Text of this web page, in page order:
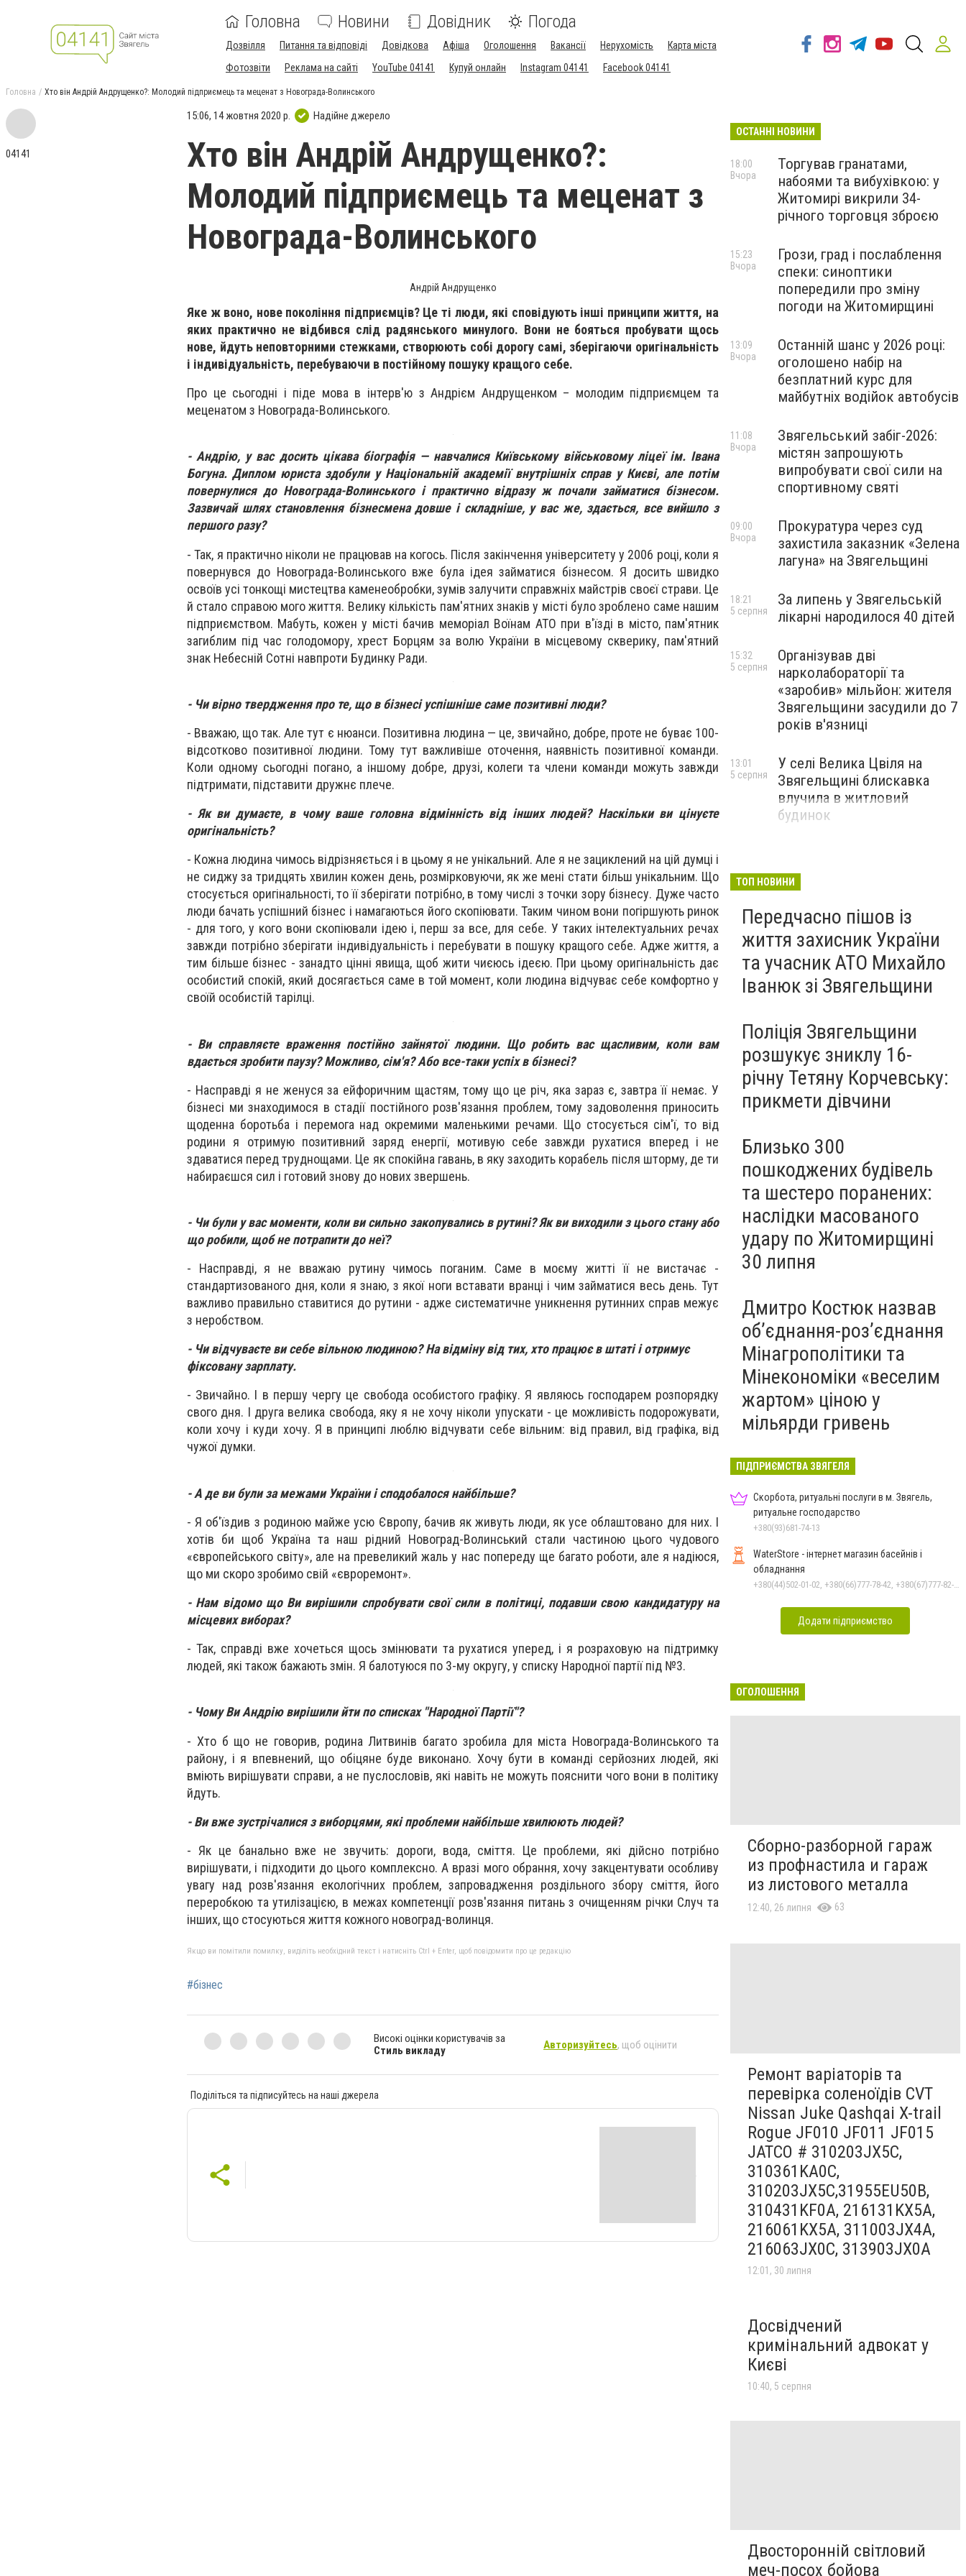
Головна Новини Довідник Погода
Дозвілля Питання та відповіді Довідкова Афіша Оголошення Вакансії Нерухомість
Карта міста
Фотозвіти
Реклама на сайті YouTube 04141 Купуй онлайн Instagram 04141 Facebook 04141
Головна Хто він Андрій Андрущенко?: Молодий підприємець та меценат з Новограда-Волинського
04141
15:06, 14 жовтня 2020 р. Надійне джерело
Хто він Андрій Андрущенко?:
Молодий підприємець та меценат з
Новограда-Волинського
Андрій Андрущенко
Яке ж воно, нове покоління підприємців? Це ті люди, які сповідують інші принципи життя, на
яких практично не відбився слід радянського минулого. Вони не бояться пробувати щось
нове, йдуть неповторними стежками, створюють собі дорогу самі, зберігаючи оригінальність
і індивідуальність, перебуваючи в постійному пошуку кращого себе.
Про це сьогодні і піде мова в інтерв'ю з Андрієм Андрущенком – молодим підприємцем та
меценатом з Новограда-Волинського.
- Андрію, у вас досить цікава біографія — навчалися Київському військовому ліцеї ім. Івана
Богуна. Диплом юриста здобули у Національній академії внутрішніх справ у Києві, але потім
повернулися до Новограда-Волинського і практично відразу ж почали займатися бізнесом.
Зазвичай шлях становлення бізнесмена довше і складніше, у вас же, здається, все вийшло з
першого разу?
- Так, я практично ніколи не працював на когось. Після закінчення університету у 2006 році, коли я
повернувся до Новограда-Волинського вже була ідея займатися бізнесом. Я досить швидко
освоїв усі тонкощі мистецтва каменеобробки, зумів залучити справжніх майстрів своєї страви. Це
й стало справою мого життя. Велику кількість пам'ятних знаків у місті було зроблено саме нашим
підприємством. Мабуть, кожен у місті бачив меморіал Воїнам АТО при в'їзді в місто, пам'ятник
загиблим під час голодомору, хрест Борцям за волю України в місцевому скверику, пам'ятний
знак Небесній Сотні навпроти Будинку Ради.
- Чи вірно твердження про те, що в бізнесі успішніше саме позитивні люди?
- Вважаю, що так. Але тут є нюанси. Позитивна людина — це, звичайно, добре, проте не буває 100-
відсотково позитивної людини. Тому тут важливіше оточення, наявність позитивної команди.
Коли одному сьогодні погано, а іншому добре, друзі, колеги та члени команди можуть завжди
підтримати, підставити дружнє плече.
- Як ви думаєте, в чому ваше головна відмінність від інших людей? Наскільки ви цінуєте
оригінальність?
- Кожна людина чимось відрізняється і в цьому я не унікальний. Але я не зациклений на цій думці і
не сиджу за тридцять хвилин кожен день, розмірковуючи, як же мені стати більш унікальним. Що
стосується оригінальності, то її зберігати потрібно, в тому числі з точки зору бізнесу. Дуже часто
люди бачать успішний бізнес і намагаються його скопіювати. Таким чином вони погіршують ринок
- для того, у кого вони скопіювали ідею і, перш за все, для себе. У таких інтелектуальних речах
завжди потрібно зберігати індивідуальність і перебувати в пошуку кращого себе. Адже життя, а
тим більше бізнес - занадто цінні явища, щоб жити чиєюсь ідеєю. При цьому оригінальність дає
особистий спокій, який досягається саме в той момент, коли людина відчуває себе комфортно у
своїй особистій тарілці.
- Ви справляєте враження постійно зайнятої людини. Що робить вас щасливим, коли вам
вдається зробити паузу? Можливо, сім'я? Або все-таки успіх в бізнесі?
- Насправді я не женуся за ейфоричним щастям, тому що це річ, яка зараз є, завтра її немає. У
бізнесі ми знаходимося в стадії постійного розв'язання проблем, тому задоволення приносить
щоденна боротьба і перемога над окремими маленькими речами. Що стосується сім'ї, то від
родини я отримую позитивний заряд енергії, мотивую себе завжди рухатися вперед і не
здаватися перед труднощами. Це як спокійна гавань, в яку заходить корабель після шторму, де ти
набираєшся сил і готовий знову до нових звершень.
- Чи були у вас моменти, коли ви сильно закопувались в рутині? Як ви виходили з цього стану або
що робили, щоб не потрапити до неї?
- Насправді, я не вважаю рутину чимось поганим. Саме в моєму житті її не вистачає -
стандартизованого дня, коли я знаю, з якої ноги вставати вранці і чим займатися весь день. Тут
важливо правильно ставитися до рутини - адже систематичне уникнення рутинних справ межує
з неробством.
- Чи відчуваєте ви себе вільною людиною? На відміну від тих, хто працює в штаті і отримує
фіксовану зарплату.
- Звичайно. І в першу чергу це свобода особистого графіку. Я являюсь господарем розпорядку
свого дня. І друга велика свобода, яку я не хочу ніколи упускати - це можливість подорожувати,
коли хочу і куди хочу. Я в принципі люблю відчувати себе вільним: від правил, від графіка, від
чужої думки.
- А де ви були за межами України і сподобалося найбільше?
- Я об'їздив з родиною майже усю Європу, бачив як живуть люди, як усе облаштовано для них. І
хотів би щоб Україна та наш рідний Новоград-Волинський стали частиною цього чудового
«європейського світу», але на превеликий жаль у нас попереду ще багато роботи, але я надіюся,
що ми скоро зробимо свій «євроремонт».
- Нам відомо що Ви вирішили спробувати свої сили в політиці, подавши свою кандидатуру на
місцевих виборах?
- Так, справді вже хочеться щось змінювати та рухатися уперед, і я розраховую на підтримку
людей, які також бажають змін. Я балотуюся по 3-му округу, у списку Народної партії під №3.
- Чому Ви Андрію вирішили йти по списках "Народної Партії"?
- Хто б що не говорив, родина Литвинів багато зробила для міста Новограда-Волинського та
району, і я впевнений, що обіцяне буде виконано. Хочу бути в команді серйозних людей, які
вміють вирішувати справи, а не пуслословів, які навіть не можуть пояснити чого вони в політику
йдуть.
- Ви вже зустрічалися з виборцями, які проблеми найбільше хвилюють людей?
- Як це банально вже не звучить: дороги, вода, сміття. Це проблеми, які дійсно потрібно
вирішувати, і підходити до цього комплексно. А вразі мого обрання, хочу закцентувати особливу
увагу над розв'язання екологічних проблем, запровадження роздільного збору сміття, його
переробкою та утилізацією, в межах компетенції розв'язання питань з очищенням річки Случ та
інших, що стосуються життя кожного новоград-волинця.
Якщо ви помітили помилку, виділіть необхідний текст і натисніть Ctrl + Enter, щоб повідомити про це редакцію
#бізнес
Високі оцінки користувачів за
Стиль викладу
Авторизуйтесь, щоб оцінити
Поділіться та підписуйтесь на наші джерела
ОСТАННІ НОВИНИ
Торгував гранатами,
набоями та вибухівкою: у
Житомирі викрили 34-
річного торговця зброєю
18:00
Вчора
Грози, град і послаблення
спеки: синоптики
попередили про зміну
погоди на Житомирщині
15:23
Вчора
Останній шанс у 2026 році:
оголошено набір на
безплатний курс для
майбутніх водійок автобусів
13:09
Вчора
Звягельський забіг-2026:
містян запрошують
випробувати свої сили на
спортивному святі
11:08
Вчора
Прокуратура через суд
захистила заказник «Зелена
лагуна» на Звягельщині
09:00
Вчора
За липень у Звягельській
лікарні народилося 40 дітей
18:21
5 серпня
Організував дві
нарколабораторії та
«заробив» мільйон: жителя
Звягельщини засудили до 7
років в'язниці
15:32
5 серпня
У селі Велика Цвіля на
Звягельщині блискавка
влучила в житловий
будинок
13:01
5 серпня
ТОП НОВИНИ
Передчасно пішов із
життя захисник України
та учасник АТО Михайло
Іванюк зі Звягельщини
Поліція Звягельщини
розшукує зниклу 16-
річну Тетяну Корчевську:
прикмети дівчини
Близько 300
пошкоджених будівель
та шестеро поранених:
наслідки масованого
удару по Житомирщині
30 липня
Дмитро Костюк назвав
об’єднання-роз’єднання
Мінагрополітики та
Мінекономіки «веселим
жартом» ціною у
мільярди гривень
ПІДПРИЄМСТВА ЗВЯГЕЛЯ
Скорбота, ритуальні послуги в м. Звягель,
ритуальне господарство
+380(93)681-74-13
WaterStore - інтернет магазин басейнів і
обладнання
+380(44)502-01-02, +380(66)777-78-42, +380(67)777-82-19, +380(67)890-80-80, +380(73)890-80-80, +380(44)502-01-03
Додати підприємство
ОГОЛОШЕННЯ
Сборно-разборной гараж
из профнастила и гараж
из листового металла
12:40, 26 липня 63
Ремонт варіаторів та
перевірка соленоїдів CVT
Nissan Juke Qashqai X-trail
Rogue JF010 JF011 JF015
JATCO # 310203JX5C,
310361KA0C,
310203JX5C,31955EU50B,
310431KF0A, 216131KX5A,
216061KX5A, 311003JX4A,
216063JX0C, 313903JX0A
12:01, 30 липня
Досвідчений
кримінальний адвокат у
Києві
10:40, 5 серпня
Двосторонній світловий
меч-посох бойова